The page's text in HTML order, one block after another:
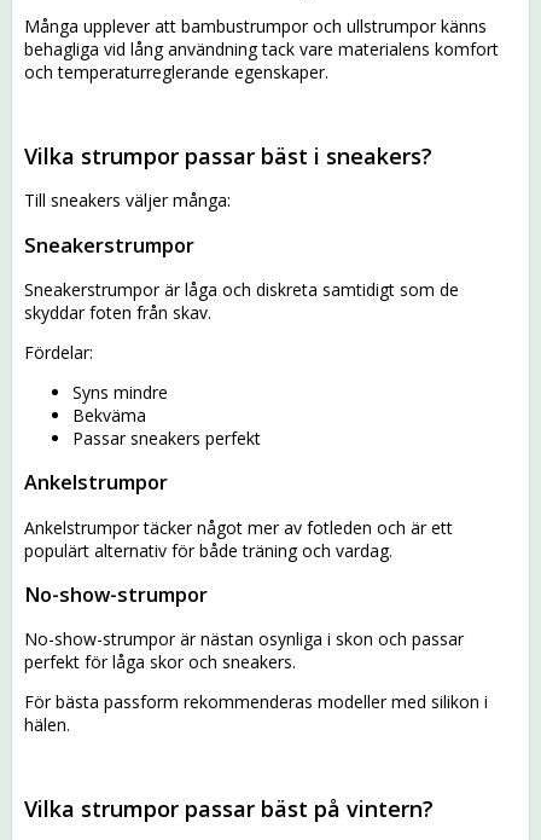
Många upplever att bambustrumpor och ullstrumpor känns
behagliga vid lång användning tack vare materialens komfort
och temperaturreglerande egenskaper.
Vilka strumpor passar bäst i sneakers?
Till sneakers väljer många:
Sneakerstrumpor
Sneakerstrumpor är låga och diskreta samtidigt som de
skyddar foten från skav.
Fördelar:
Syns mindre
Bekväma
Passar sneakers perfekt
Ankelstrumpor
Ankelstrumpor täcker något mer av fotleden och är ett
populärt alternativ för både träning och vardag.
No-show-strumpor
No-show-strumpor är nästan osynliga i skon och passar
perfekt för låga skor och sneakers.
För bästa passform rekommenderas modeller med silikon i
hälen.
Vilka strumpor passar bäst på vintern?